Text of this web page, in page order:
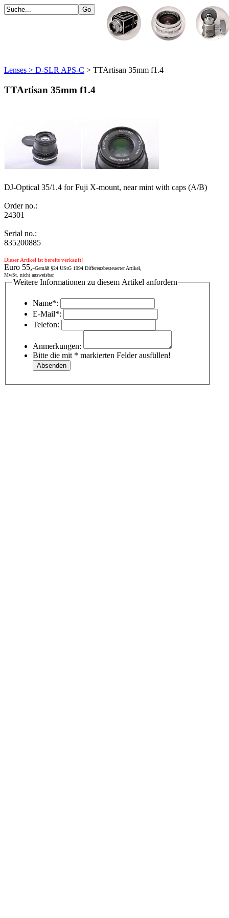
Lenses > D-SLR APS-C > TTArtisan 35mm f1.4
TTArtisan 35mm f1.4
DJ-Optical 35/1.4 for Fuji X-mount, near mint with caps (A/B)
Order no.:
24301
Serial no.:
835200885
Dieser Artikel ist bereits verkauft!
Euro 55,-Gemäß §24 UStG 1994 Differenzbesteuerter Artikel,
MwSt. nicht ausweisbar.
Weitere Informationen zu diesem Artikel anfordern
Name*:
E-Mail*:
Telefon:
Anmerkungen:
Bitte die mit * markierten Felder ausfüllen!